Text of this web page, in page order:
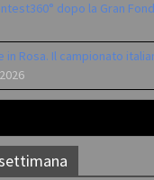
dopo la Gran
in Rosa. Il campionato